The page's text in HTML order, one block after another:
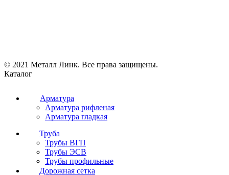
© 2021 Металл Линк. Все права защищены.
Каталог
Арматура
Арматура рифленая
Арматура гладкая
Труба
Трубы ВГП
Трубы ЭСВ
Трубы профильные
Дорожная сетка